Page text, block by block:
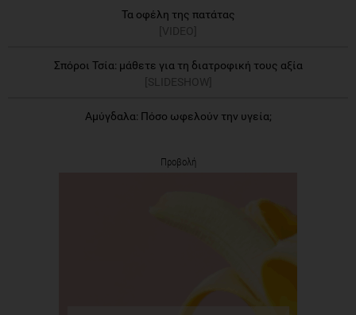
Τα οφέλη της πατάτας
[VIDEO]
Σπόροι Τσία: μάθετε για τη διατροφική τους αξία
[SLIDESHOW]
Αμύγδαλα: Πόσο ωφελούν την υγεία;
Προβολή